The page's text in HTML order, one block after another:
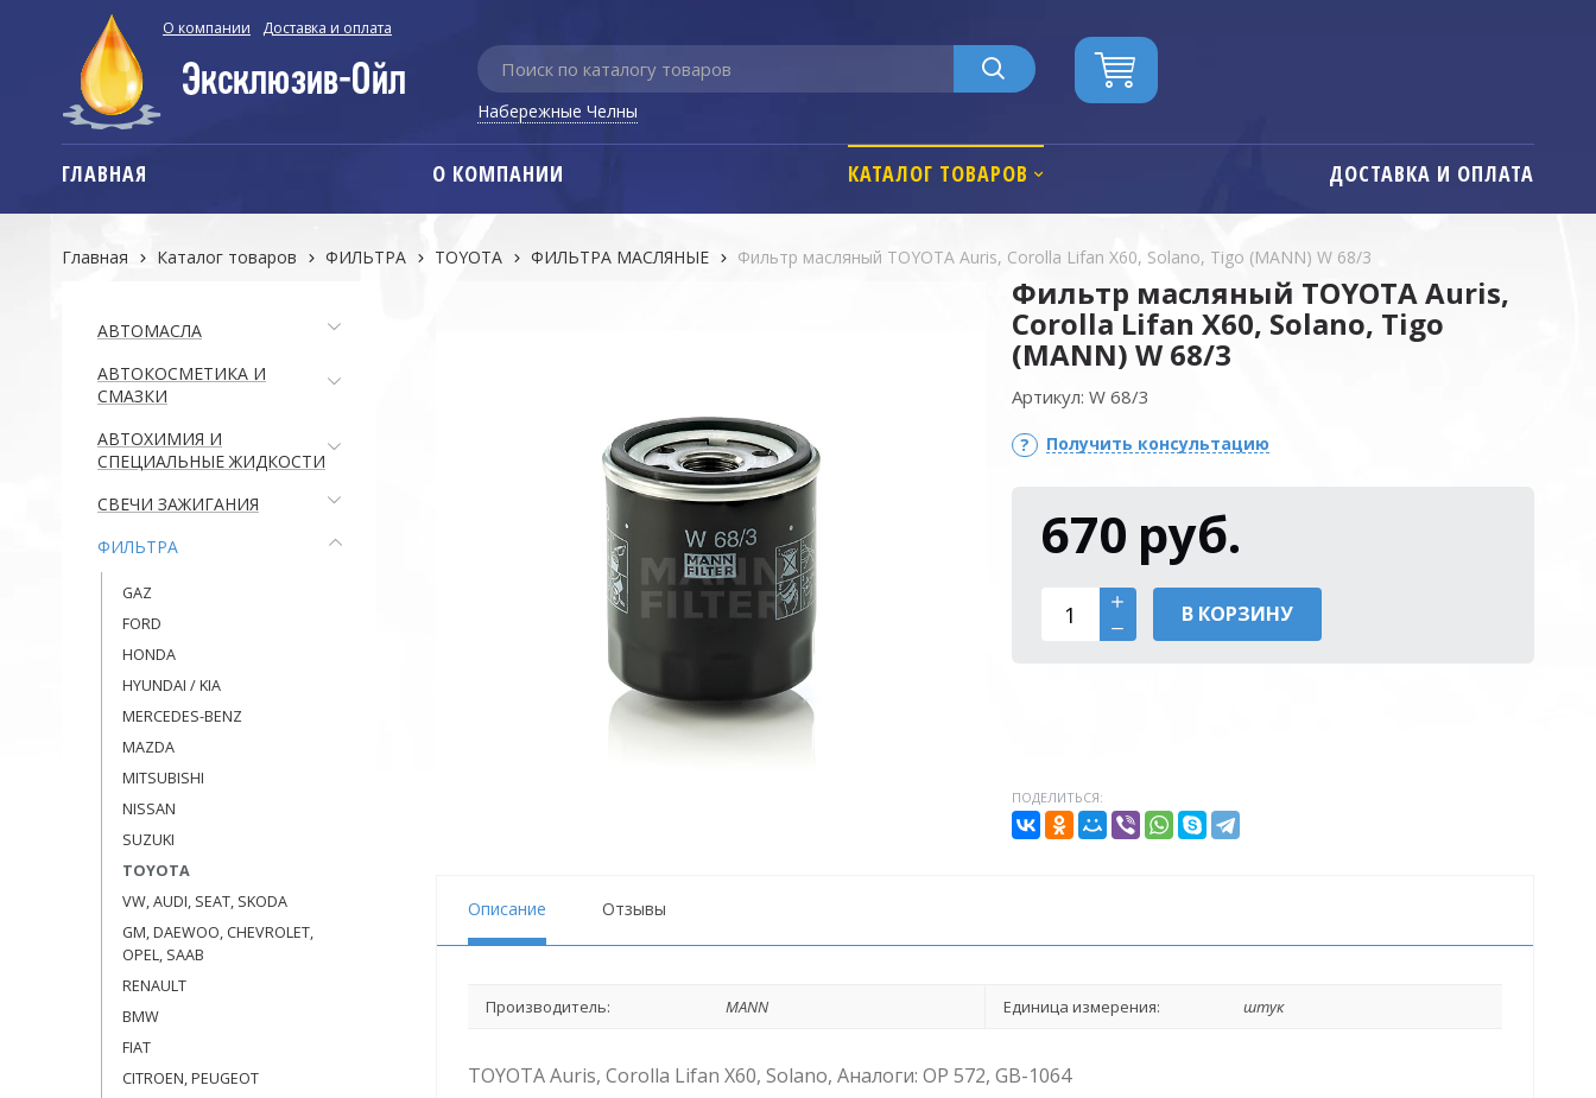
О компании Доставка и оплата
Набережные Челны
ГЛАВНАЯ О КОМПАНИИ КАТАЛОГ ТОВАРОВ ДОСТАВКА И ОПЛАТА
Главная Каталог товаров ФИЛЬТРА TOYOTA ФИЛЬТРА MАСЛЯНЫЕ Фильтр масляный TOYOTA Auris, Corolla Lifan X60, Solano, Tigo (MANN) W 68/3
АВТОМАСЛА
АВТОКОСМЕТИКА И
СМАЗКИ
АВТОХИМИЯ И
СПЕЦИАЛЬНЫЕ ЖИДКОСТИ
СВЕЧИ ЗАЖИГАНИЯ
ФИЛЬТРА
GAZ
FORD
HONDA
HYUNDAI / KIA
MERCEDES-BENZ
MAZDA
MITSUBISHI
NISSAN
SUZUKI
TOYOTA
VW, AUDI, SEAT, SKODA
GM, DAEWOO, CHEVROLET,
OPEL, SAAB
RENAULT
BMW
FIAT
CITROEN, PEUGEOT
Фильтр масляный TOYOTA Auris,
Corolla Lifan X60, Solano, Tigo
(MANN) W 68/3
Артикул: W 68/3
Получить консультацию
670 руб.
В КОРЗИНУ
ПОДЕЛИТЬСЯ:
Описание Отзывы
Производитель: MANN Единица измерения: штук
TOYOTA Auris, Corolla Lifan X60, Solano, Аналоги: OP 572, GB-1064